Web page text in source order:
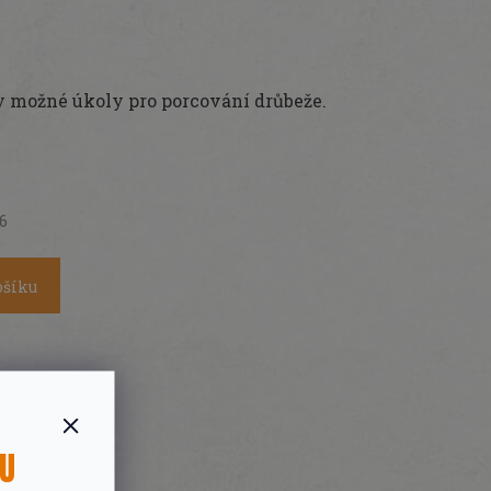
úkoly pro porcování drůbeže.